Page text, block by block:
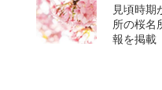
見頃時期
所の桜名
報を掲載